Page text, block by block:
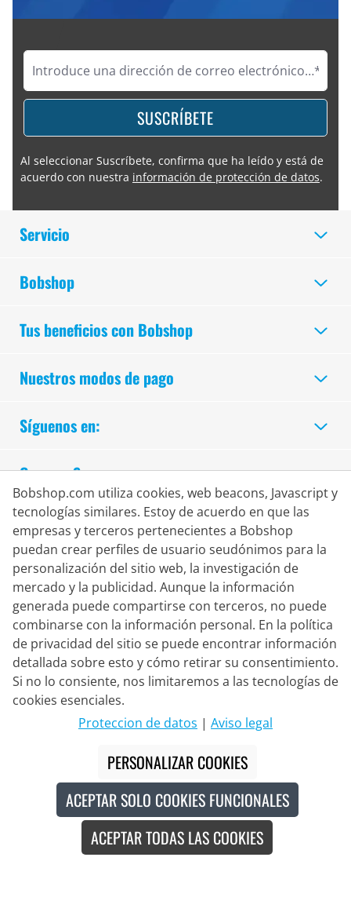
SUSCRÍBETE
Al seleccionar Suscríbete, confirma que ha leído y está de
acuerdo con nuestra información de protección de datos.
Servicio
Bobshop
Tus beneficios con Bobshop
Nuestros modos de pago
Chat en vivo
Lun. - Vie.: 8:30 - 16:00 (CET)
Whatsapp
Síguenos en:
Compra Segura
Socio de Entrega
Bobshop.com utiliza cookies, web beacons, Javascript y
tecnologías similares. Estoy de acuerdo en que las
empresas y terceros pertenecientes a Bobshop
puedan crear perfiles de usuario seudónimos para la
personalización del sitio web, la investigación de
mercado y la publicidad. Aunque la información
generada puede compartirse con terceros, no puede
combinarse con la información personal. En la política
de privacidad del sitio se puede encontrar información
detallada sobre esto y cómo retirar su consentimiento.
Si no lo consiente, nos limitaremos a las tecnologías de
cookies esenciales.
Proteccion de datos | Aviso legal
PERSONALIZAR COOKIES
ACEPTAR SOLO COOKIES FUNCIONALES
ACEPTAR TODAS LAS COOKIES